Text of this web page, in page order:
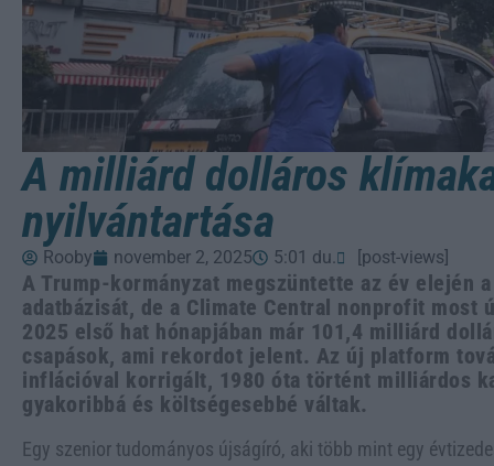
A milliárd dolláros
nyilvántartása
Rooby november 2, 2025 5:01 du. [post-views]
A Trump-kormányzat megszüntette az év elején
adatbázisát, de a Climate Central nonprofit
2025 első hat hónapjában már 101,4 milliárd
csapások, ami rekordot jelent. Az új platform
inflációval korrigált, 1980 óta történt milliárdos
gyakoribbá és költségesebbé váltak.
Egy szenior tudományos újságíró, aki több mint egy